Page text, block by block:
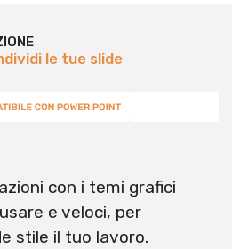
le tue slide
con i temi grafici
e veloci, per
stile il tuo lavoro.